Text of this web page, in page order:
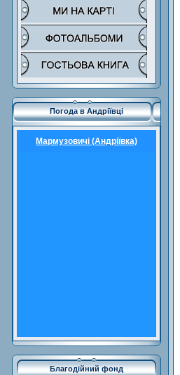
Погода в Андріївці
Мармузовичі (Андріївка)
Благодійний фонд